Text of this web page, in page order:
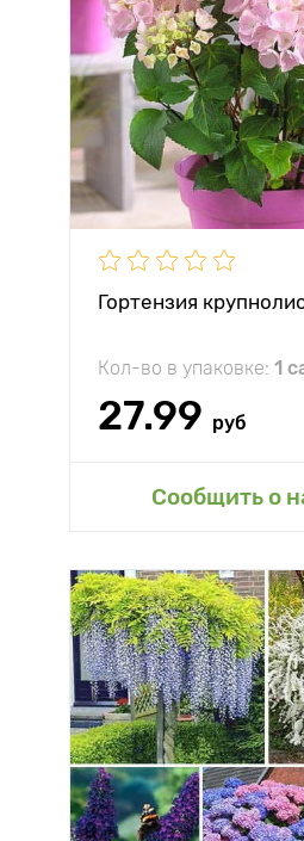
Гортензия
Кол-во в упаковке: 1
27.99 руб
Сообщить о